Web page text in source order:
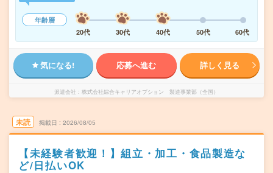
年齢層
20代
30代 40代 50代 60代
気になる! 応募へ進む 詳しく見る
派遣会社 株式会社綜合キャリアオプション 製造事業部（全国）
未読 掲載日 2026/08/05
【未経験者歓迎！】組立・加工・食品製造な
ど/日払いOK